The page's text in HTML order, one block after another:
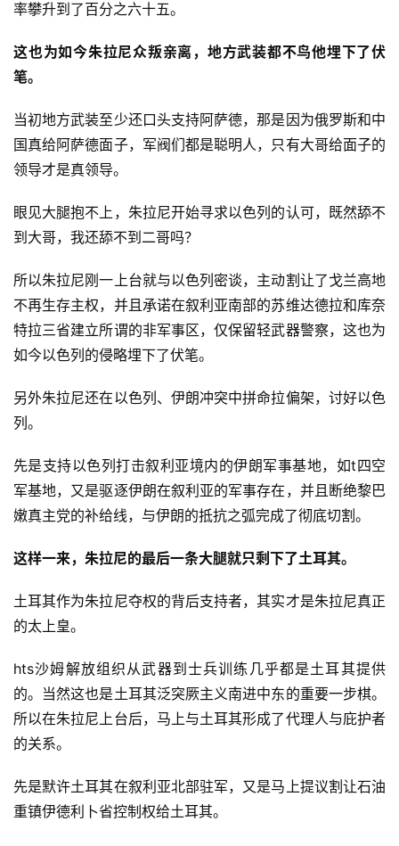
率攀升到了百分之六十五。
这也为如今朱拉尼众叛亲离，地方武装都不鸟他埋下了伏
笔。
当初地方武装至少还口头支持阿萨德，那是因为俄罗斯和中
国真给阿萨德面子，军阀们都是聪明人，只有大哥给面子的
领导才是真领导。
眼见大腿抱不上，朱拉尼开始寻求以色列的认可，既然舔不
到大哥，我还舔不到二哥吗？
所以朱拉尼刚一上台就与以色列密谈，主动割让了戈兰高地
不再生存主权，并且承诺在叙利亚南部的苏维达德拉和库奈
特拉三省建立所谓的非军事区，仅保留轻武器警察，这也为
如今以色列的侵略埋下了伏笔。
另外朱拉尼还在以色列、伊朗冲突中拼命拉偏架，讨好以色
列。
先是支持以色列打击叙利亚境内的伊朗军事基地，如t四空
军基地，又是驱逐伊朗在叙利亚的军事存在，并且断绝黎巴
嫩真主党的补给线，与伊朗的抵抗之弧完成了彻底切割。
这样一来，朱拉尼的最后一条大腿就只剩下了土耳其。
土耳其作为朱拉尼夺权的背后支持者，其实才是朱拉尼真正
的太上皇。
hts沙姆解放组织从武器到士兵训练几乎都是土耳其提供
的。当然这也是土耳其泛突厥主义南进中东的重要一步棋。
所以在朱拉尼上台后，马上与土耳其形成了代理人与庇护者
的关系。
先是默许土耳其在叙利亚北部驻军，又是马上提议割让石油
重镇伊德利卜省控制权给土耳其。